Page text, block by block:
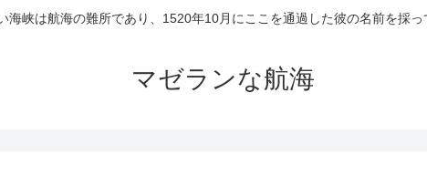
海峡は航海の難所であり、1520年10月にここを通過した彼の名前を採
マゼランな航海